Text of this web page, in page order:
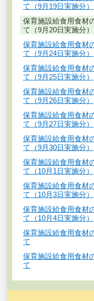
て（9月19日実施分）
保育施設給食用食材
て（9月20日実施分）
保育施設給食用食材
て（9月24日実施分）
保育施設給食用食材
て（9月25日実施分）
保育施設給食用食材
て（9月26日実施分）
保育施設給食用食材
て（9月27日実施分）
保育施設給食用食材
て（9月30日実施分）
保育施設給食用食材
て（10月1日実施分）
保育施設給食用食材
て（10月3日実施分）
保育施設給食用食材
て（10月4日実施分）
保育施設給食用食材
て
保育施設給食用食材
て